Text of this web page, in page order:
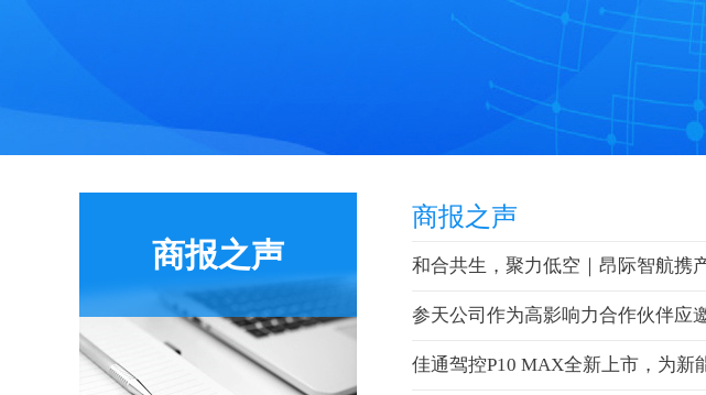
商报之声
商报之声
和合共生，聚力低空｜昂际智航携
参天公司作为高影响力合作伙伴应
佳通驾控P10 MAX全新上市，为新